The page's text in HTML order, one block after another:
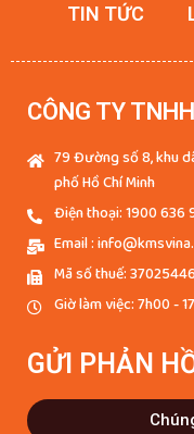
TIN TỨC
CÔNG TY
79 Đường số 8, khu
phố Hồ Chí Minh
Điện thoại: 1900 636
Email :
Mã số thuế:
Giờ làm việc: 7h00 -
GỬI PHẢN